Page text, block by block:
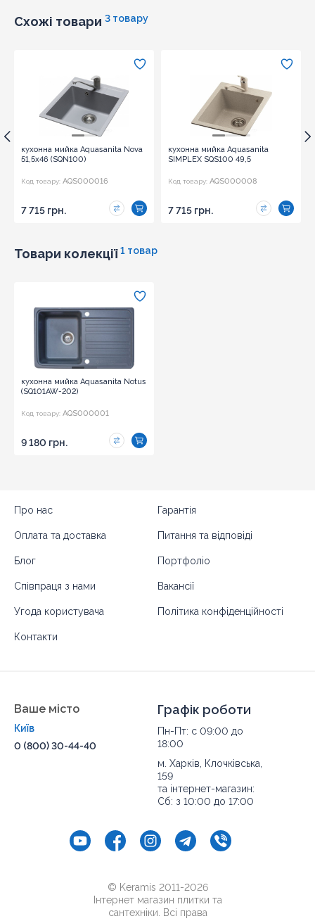
Схожі товари 3 товару
кухонна мийка Aquasanita Nova
51,5x46 (SQN100)
Код товару: AQS000016
7 715 грн.
кухонна мийка Aquasanita
SIMPLEX SQS100 49,5
Код товару: AQS000008
7 715 грн.
Товари колекції 1 товар
кухонна мийка Aquasanita Notus
(SQ101AW-202)
Код товару: AQS000001
9 180 грн.
Про нас Гарантія
Оплата та доставка Питання та відповіді
Блог Портфоліо
Співпраця з нами Вакансії
Угода користувача Політика конфіденційності
Контакти
Ваше місто
Київ
0 (800) 30-44-40
Графік роботи
Пн-Пт: с 09:00 до
18:00
м. Харків, Клочківська,
159
та інтернет-магазин:
Сб: з 10:00 до 17:00
© Keramis 2011-2026
Інтернет магазин плитки та
сантехніки. Всі права